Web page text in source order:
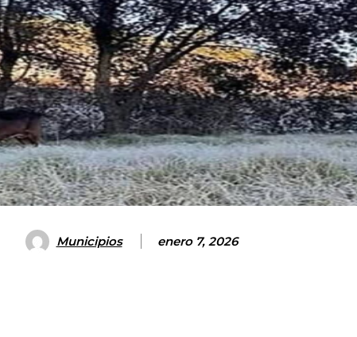
Municipios enero 7, 2026